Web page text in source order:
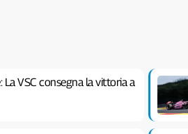
La VSC consegna la vittoria a